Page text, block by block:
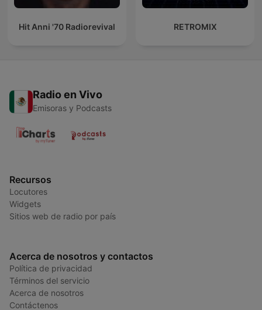
Hit Anni '70 Radiorevival RETROMIX
Radio en Vivo
Emisoras y Podcasts
Recursos
Locutores
Widgets
Sitios web de radio por país
Acerca de nosotros y contactos
Política de privacidad
Términos del servicio
Acerca de nosotros
Contáctenos